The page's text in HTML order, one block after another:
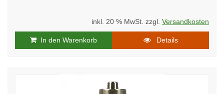
inkl. 20 % MwSt. zzgl. Versandkosten
In den Warenkorb Details